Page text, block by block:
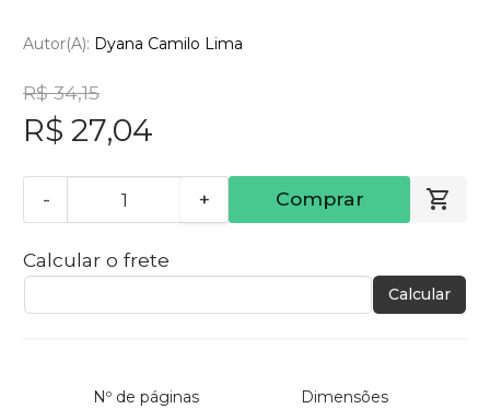
Autor(a): Dyana Camilo Lima
R$ 34,15
R$ 27,04
- + Comprar
Calcular o frete
Calcular
Nº de páginas Dimensões